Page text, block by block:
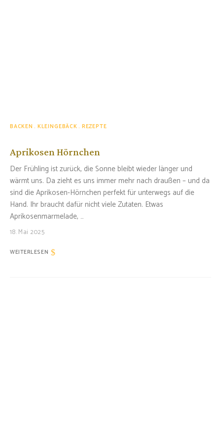
BACKEN KLEINGEBÄCK REZEPTE
Aprikosen Hörnchen
Der Frühling ist zurück, die Sonne bleibt wieder länger und
wärmt uns. Da zieht es uns immer mehr nach draußen – und da
sind die Aprikosen-Hörnchen perfekt für unterwegs auf die
Hand. Ihr braucht dafür nicht viele Zutaten. Etwas
Aprikosenmarmelade, …
18. Mai 2025
WEITERLESEN